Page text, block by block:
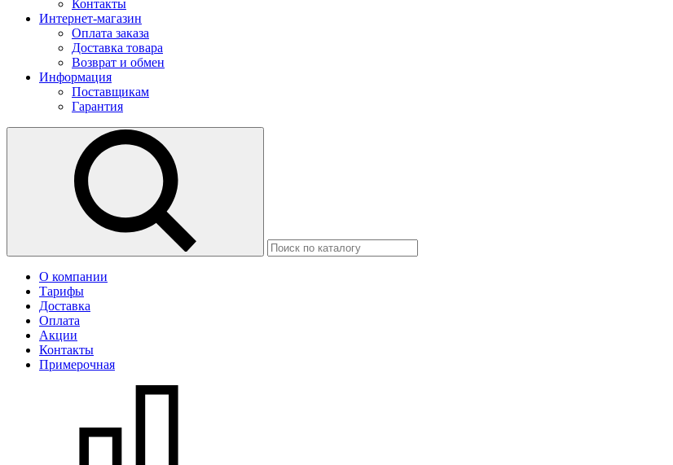
Контакты
Интернет-магазин
Оплата заказа
Доставка товара
Возврат и обмен
Информация
Поставщикам
Гарантия
О компании
Тарифы
Доставка
Оплата
Акции
Контакты
Примерочная